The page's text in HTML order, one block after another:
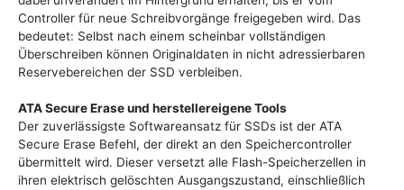
Controller für neue Schreibvorgänge freigegeben wird. Das
bedeutet: Selbst nach einem scheinbar vollständigen
Überschreiben können Originaldaten in nicht adressierbaren
Reservebereichen der SSD verbleiben.
ATA Secure Erase und herstellereigene Tools
Der zuverlässigste Softwareansatz für SSDs ist der ATA
Secure Erase Befehl, der direkt an den Speichercontroller
übermittelt wird. Dieser versetzt alle Flash-Speicherzellen in
ihren elektrisch gelöschten Ausgangszustand, einschließlich